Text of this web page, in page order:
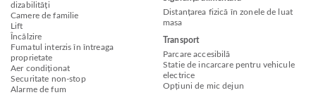
dizabilități
Camere de familie
Lift
Încălzire
Fumatul interzis în întreaga
proprietate
Aer condiționat
Securitate non-stop
Alarme de fum
Distanțarea fizică în zonele de luat
masa
Transport
Parcare accesibilă
Statie de incarcare pentru vehicule
electrice
Opțiuni de mic dejun